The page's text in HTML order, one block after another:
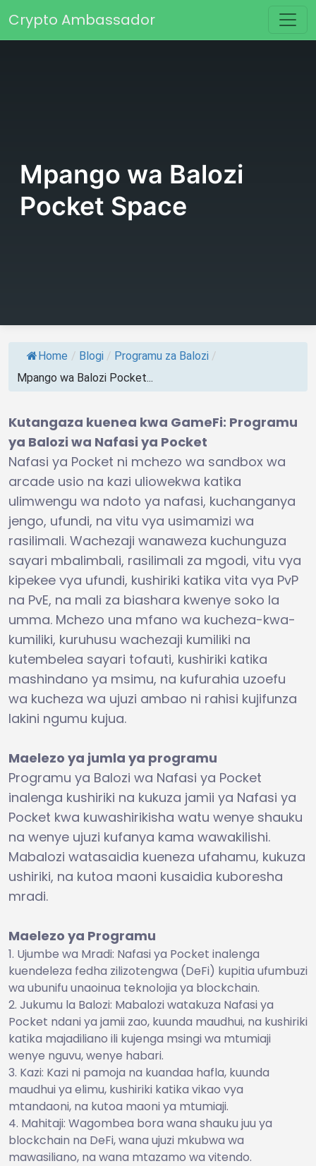
Main Navigation
Crypto Ambassador
Mpango wa Balozi
Pocket Space
Home / Blogi / Programu za Balozi /
Mpango wa Balozi Pocket...
Kutangaza kuenea kwa GameFi: Programu
ya Balozi wa Nafasi ya Pocket
Nafasi ya Pocket ni mchezo wa sandbox wa
arcade usio na kazi uliowekwa katika
ulimwengu wa ndoto ya nafasi, kuchanganya
jengo, ufundi, na vitu vya usimamizi wa
rasilimali. Wachezaji wanaweza kuchunguza
sayari mbalimbali, rasilimali za mgodi, vitu vya
kipekee vya ufundi, kushiriki katika vita vya PvP
na PvE, na mali za biashara kwenye soko la
umma. Mchezo una mfano wa kucheza-kwa-
kumiliki, kuruhusu wachezaji kumiliki na
kutembelea sayari tofauti, kushiriki katika
mashindano ya msimu, na kufurahia uzoefu
wa kucheza wa ujuzi ambao ni rahisi kujifunza
lakini ngumu kujua.
Maelezo ya jumla ya programu
Programu ya Balozi wa Nafasi ya Pocket
inalenga kushiriki na kukuza jamii ya Nafasi ya
Pocket kwa kuwashirikisha watu wenye shauku
na wenye ujuzi kufanya kama wawakilishi.
Mabalozi watasaidia kueneza ufahamu, kukuza
ushiriki, na kutoa maoni kusaidia kuboresha
mradi.
Maelezo ya Programu
Ujumbe wa Mradi: Nafasi ya Pocket inalenga
kuendeleza fedha zilizotengwa (DeFi) kupitia ufumbuzi
wa ubunifu unaoinua teknolojia ya blockchain.
Jukumu la Balozi: Mabalozi watakuza Nafasi ya
Pocket ndani ya jamii zao, kuunda maudhui, na kushiriki
katika majadiliano ili kujenga msingi wa mtumiaji
wenye nguvu, wenye habari.
Kazi: Kazi ni pamoja na kuandaa hafla, kuunda
maudhui ya elimu, kushiriki katika vikao vya
mtandaoni, na kutoa maoni ya mtumiaji.
Mahitaji: Wagombea bora wana shauku juu ya
blockchain na DeFi, wana ujuzi mkubwa wa
mawasiliano, na wana mtazamo wa vitendo.